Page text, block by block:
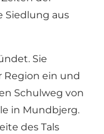
Siedlung aus
Sie
Region ein und
Schulweg von
in Mundbjerg.
des Tals